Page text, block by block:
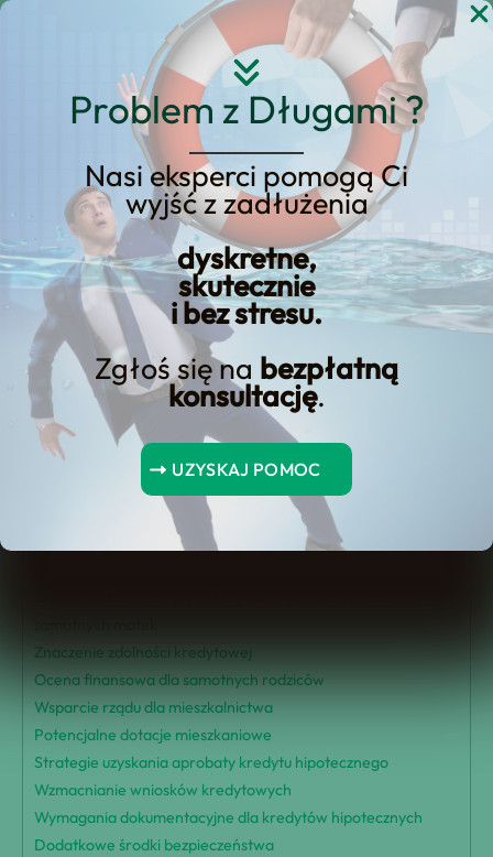
Problem z Długami ?
Nasi eksperci pomogą Ci
wyjść z zadłużenia
dyskretne,
skutecznie
i bez stresu.
Zgłoś się na bezpłatną
konsultację.
UZYSKAJ POMOC
Przejdź
Kwalifikowalność
samotnych rodziców do
kredytu hipotecznego:
Rozbiór barier
Spis Treści
Podsumowanie kluczowych punktów
Przegląd kwalifikowalności kredytu hipotecznego
Wpływ obowiązków opieki nad dziećmi
Znaczenie zdolności kredytowej
Ocena finansowa dla samotnych rodziców
Wsparcie rządu dla mieszkalnictwa
Potencjalne dotacje mieszkaniowe
Strategie uzyskania aprobaty kredytu hipotecznego
Wzmacnianie wniosków kredytowych
Wymagania dokumentacyjne dla kredytów hipotecznych
Dodatkowe środki bezpieczeństwa